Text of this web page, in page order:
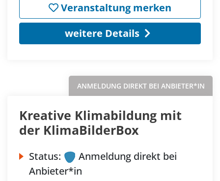
Veranstaltung merken
weitere Details
ANMELDUNG DIREKT BEI ANBIETER*IN
Kreative Klimabildung mit
der KlimaBilderBox
Status:
Anmeldung direkt bei
Anbieter*in